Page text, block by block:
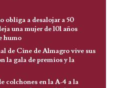
obliga a desalojar a 50
una mujer de 101 años
humo
de Cine de Almagro vive sus
la gala de premios y la
colchones en la A-4 a la